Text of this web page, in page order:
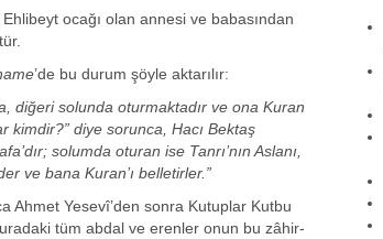
ocağı olan annesi ve babasından
’de bu durum şöyle aktarılır:
diğeri solunda oturmaktadır ve ona Kuran
kimdir?” diye sorunca, Hacı Bektaş
solumda oturan ise Tanrı’nın Aslanı,
ve bana Kuran’ı belletirler.”
Ahmet Yesevî’den sonra Kutuplar Kutbu
tüm abdal ve erenler onun bu zâhir-